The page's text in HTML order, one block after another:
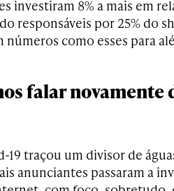
investiram 8% a mais em
responsáveis por 25% do
números como esses para
falar novamente
19 traçou um divisor de
anunciantes passaram a